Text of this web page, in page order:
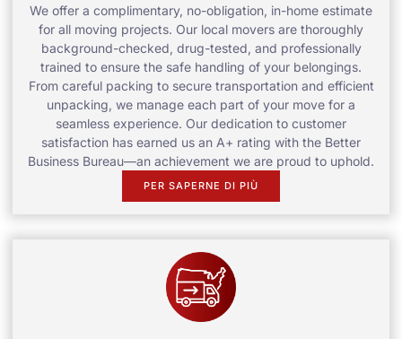
We offer a complimentary, no-obligation, in-home estimate
for all moving projects. Our local movers are thoroughly
background-checked, drug-tested, and professionally
trained to ensure the safe handling of your belongings.
From careful packing to secure transportation and efficient
unpacking, we manage each part of your move for a
seamless experience. Our dedication to customer
satisfaction has earned us an A+ rating with the Better
Business Bureau—an achievement we are proud to uphold.
PER SAPERNE DI PIÙ